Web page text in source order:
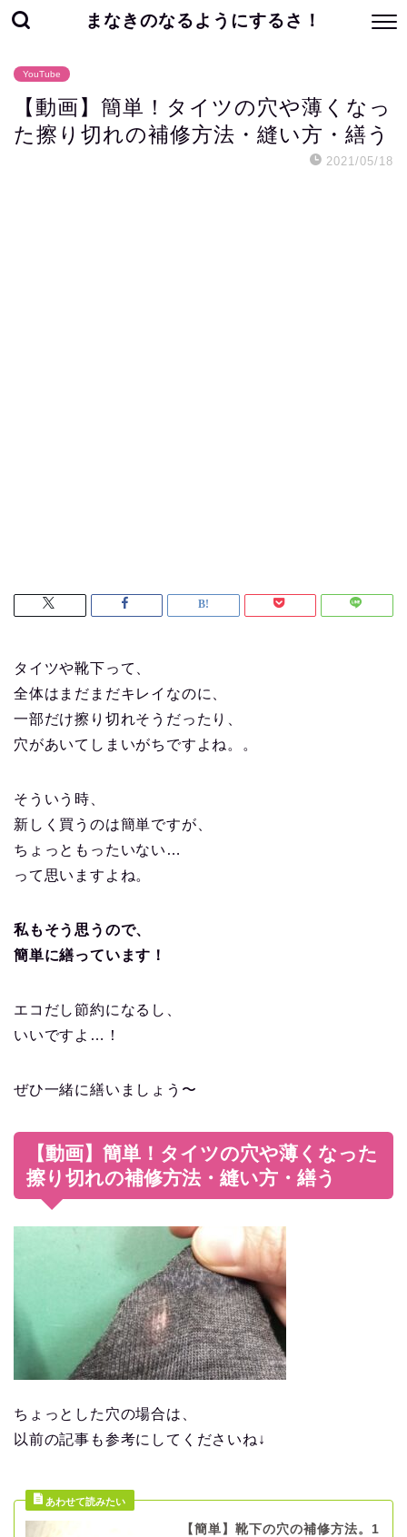
まなきのなるようにするさ！
YouTube
【動画】簡単！タイツの穴や薄くなっ
た擦り切れの補修方法・縫い方・繕う
2021/05/18
タイツや靴下って、
全体はまだまだキレイなのに、
一部だけ擦り切れそうだったり、
穴があいてしまいがちですよね。。
そういう時、
新しく買うのは簡単ですが、
ちょっともったいない…
って思いますよね。
私もそう思うので、
簡単に繕っています！
エコだし節約になるし、
いいですよ…！
ぜひ一緒に繕いましょう〜
【動画】簡単！タイツの穴や薄くなった
擦り切れの補修方法・縫い方・繕う
ちょっとした穴の場合は、
以前の記事も参考にしてくださいね↓
【簡単】靴下の穴の補修方法。1